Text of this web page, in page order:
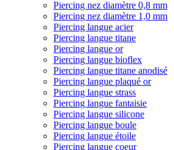
Piercing nez diamètre 0,8 mm
Piercing nez diamètre 1,0 mm
Piercing langue acier
Piercing langue titane
Piercing langue or
Piercing langue bioflex
Piercing langue titane anodisé
Piercing langue plaqué or
Piercing langue strass
Piercing langue fantaisie
Piercing langue silicone
Piercing langue boule
Piercing langue étoile
Piercing langue coeur